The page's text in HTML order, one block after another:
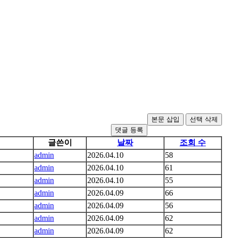
댓글 등록
글쓴이 날짜
조회 수
admin 2026.04.10
58
admin 2026.04.10
61
admin 2026.04.10
55
admin 2026.04.09
66
admin 2026.04.09
56
admin 2026.04.09
62
admin 2026.04.09
62